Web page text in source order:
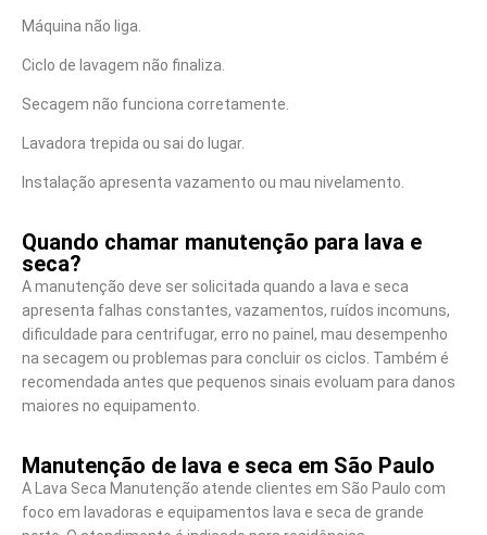
Máquina não liga.
Ciclo de lavagem não finaliza.
Secagem não funciona corretamente.
Lavadora trepida ou sai do lugar.
Instalação apresenta vazamento ou mau nivelamento.
Quando chamar manutenção para lava e
seca?
A manutenção deve ser solicitada quando a lava e seca
apresenta falhas constantes, vazamentos, ruídos incomuns,
dificuldade para centrifugar, erro no painel, mau desempenho
na secagem ou problemas para concluir os ciclos. Também é
recomendada antes que pequenos sinais evoluam para danos
maiores no equipamento.
Manutenção de lava e seca em São Paulo
A Lava Seca Manutenção atende clientes em São Paulo com
foco em lavadoras e equipamentos lava e seca de grande